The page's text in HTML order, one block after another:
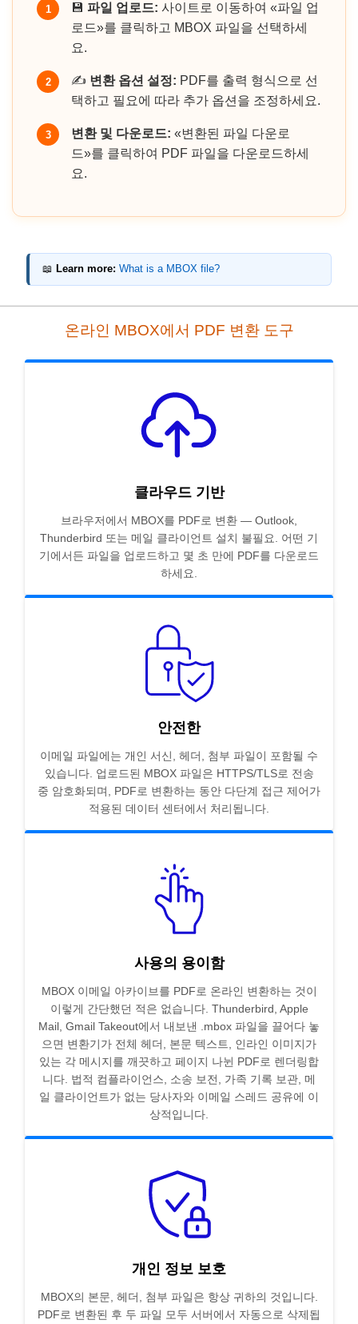
1 💾 파일 업로드: 사이트로 이동하여 «파일 업
로드»를 클릭하고 MBOX 파일을 선택하세
요.
2 ✍️ 변환 옵션 설정: PDF를 출력 형식으로 선
택하고 필요에 따라 추가 옵션을 조정하세요.
3 변환 및 다운로드: «변환된 파일 다운로
드»를 클릭하여 PDF 파일을 다운로드하세
요.
📖 Learn more: What is a MBOX file?
온라인 MBOX에서 PDF 변환 도구
클라우드 기반
브라우저에서 MBOX를 PDF로 변환 — Outlook,
Thunderbird 또는 메일 클라이언트 설치 불필요. 어떤 기
기에서든 파일을 업로드하고 몇 초 만에 PDF를 다운로드
하세요.
안전한
이메일 파일에는 개인 서신, 헤더, 첨부 파일이 포함될 수
있습니다. 업로드된 MBOX 파일은 HTTPS/TLS로 전송
중 암호화되며, PDF로 변환하는 동안 다단계 접근 제어가
적용된 데이터 센터에서 처리됩니다.
사용의 용이함
MBOX 이메일 아카이브를 PDF로 온라인 변환하는 것이
이렇게 간단했던 적은 없습니다. Thunderbird, Apple
Mail, Gmail Takeout에서 내보낸 .mbox 파일을 끌어다 놓
으면 변환기가 전체 헤더, 본문 텍스트, 인라인 이미지가
있는 각 메시지를 깨끗하고 페이지 나뉜 PDF로 렌더링합
니다. 법적 컴플라이언스, 소송 보전, 가족 기록 보관, 메
일 클라이언트가 없는 당사자와 이메일 스레드 공유에 이
상적입니다.
개인 정보 보호
MBOX의 본문, 헤더, 첨부 파일은 항상 귀하의 것입니다.
PDF로 변환된 후 두 파일 모두 서버에서 자동으로 삭제됩